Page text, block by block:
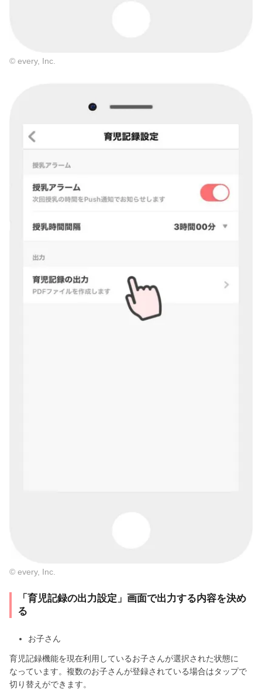
© every, Inc.
© every, Inc.
「育児記録の出力設定」画面で出力する内容を決め
る
お子さん
育児記録機能を現在利用しているお子さんが選択された状態に
なっています。複数のお子さんが登録されている場合はタップで
切り替えができます。